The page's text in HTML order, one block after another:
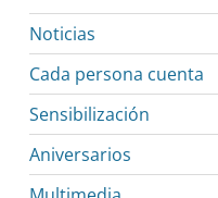
Noticias
Cada persona cuenta
Sensibilización
Aniversarios